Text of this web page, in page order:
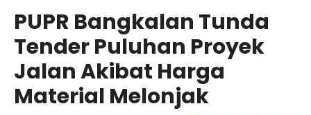
PUPR Bangkalan Tunda
Tender Puluhan Proyek
Jalan Akibat Harga
Material Melonjak